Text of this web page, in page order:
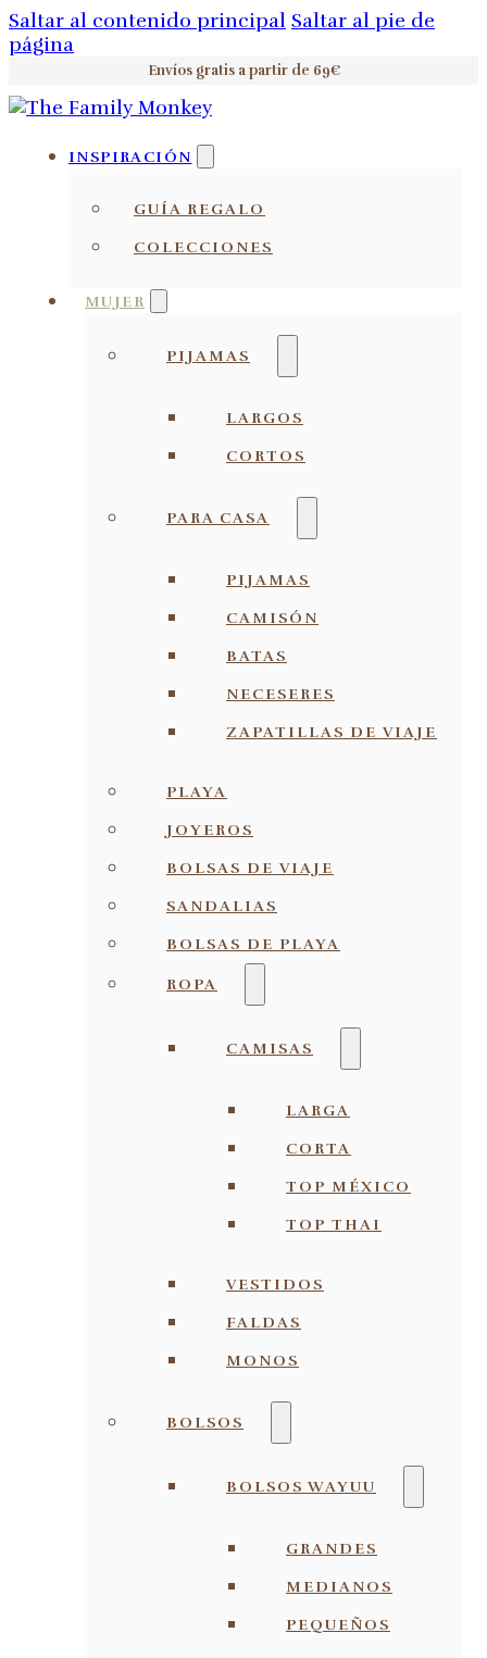
Saltar al contenido principal Saltar al pie de
página
Envíos gratis a partir de 69€
INSPIRACIÓN
GUÍA REGALO
COLECCIONES
MUJER
PIJAMAS
LARGOS
CORTOS
PARA CASA
PIJAMAS
CAMISÓN
BATAS
NECESERES
ZAPATILLAS DE VIAJE
PLAYA
JOYEROS
BOLSAS DE VIAJE
SANDALIAS
BOLSAS DE PLAYA
ROPA
CAMISAS
LARGA
CORTA
TOP MÉXICO
TOP THAI
VESTIDOS
FALDAS
MONOS
BOLSOS
BOLSOS WAYUU
GRANDES
MEDIANOS
PEQUEÑOS